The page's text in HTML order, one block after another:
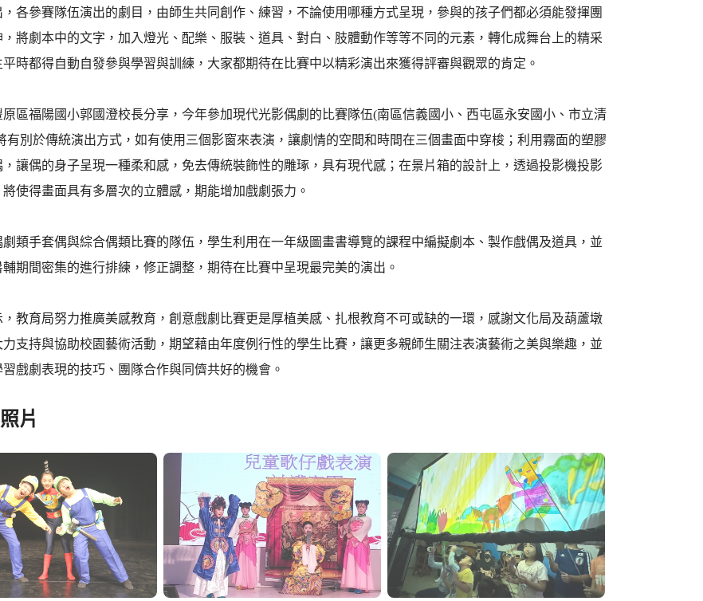
各參賽隊伍演出的劇目，由師生共同創作、練習，不論使用哪種方式呈現，參與的孩子們都必須能發揮團
，將劇本中的文字，加入燈光、配樂、服裝、道具、對白、肢體動作等等不同的元素，轉化成舞台上的精采
時都得自動自發參與學習與訓練，大家都期待在比賽中以精彩演出來獲得評審與觀眾的肯定。
原區福陽國小郭國澄校長分享，今年參加現代光影偶劇的比賽隊伍(南區信義國小、西屯區永安國小、市立清
有別於傳統演出方式，如有使用三個影窗來表演，讓劇情的空間和時間在三個畫面中穿梭；利用霧面的塑膠
，讓偶的身子呈現一種柔和感，免去傳統裝飾性的雕琢，具有現代感；在景片箱的設計上，透過投影機投影
使得畫面具有多層次的立體感，期能增加戲劇張力。
類手套偶與綜合偶類比賽的隊伍，學生利用在一年級圖畫書導覽的課程中編擬劇本、製作戲偶及道具，並
期間密集的進行排練，修正調整，期待在比賽中呈現最完美的演出。
教育局努力推廣美感教育，創意戲劇比賽更是厚植美感、扎根教育不可或缺的一環，感謝文化局及葫蘆墩
支持與協助校園藝術活動，期望藉由年度例行性的學生比賽，讓更多親師生關注表演藝術之美與樂趣，並
戲劇表現的技巧、團隊合作與同儕共好的機會。
片